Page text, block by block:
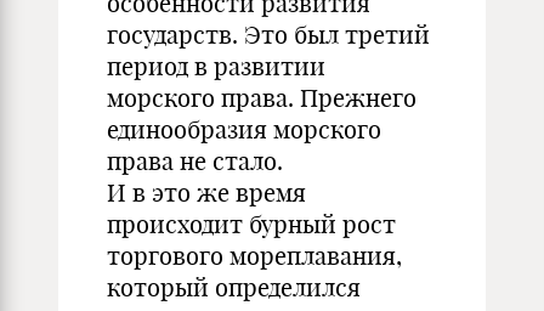
государств. Это был третий
период в развитии
морского права. Прежнего
единообразия морского
права не стало.
И в это же время
происходит бурный рост
торгового мореплавания,
который определился